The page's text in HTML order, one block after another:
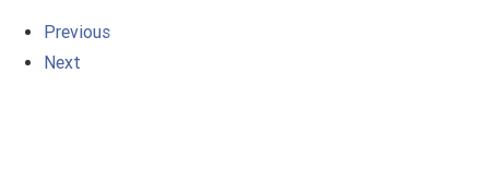
Previous
Next